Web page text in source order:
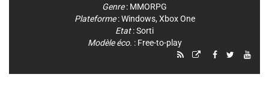
Genre: MMORPG
Plateforme:Windows, Xbox One
Etat: Sorti
Modèle éco. : Free-to-play